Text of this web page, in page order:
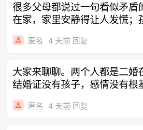
很多父母都说过一句看似矛盾
在家，家里安静得让人发慌；
又吵
匿名 4 天前 回复
大家来聊聊。两个人都是二婚
结婚证没有孩子，感情没有根
目前
匿名 4 天前 回复